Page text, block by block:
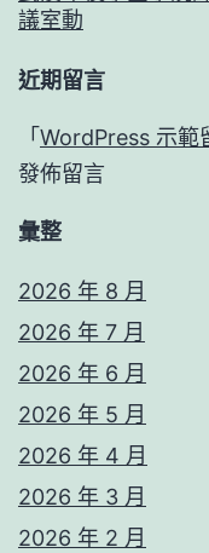
議室動
近期留言
「 WordPress 示範
發佈留言
彙整
2026 年 8 月
2026 年 7 月
2026 年 6 月
2026 年 5 月
2026 年 4 月
2026 年 3 月
2026 年 2 月